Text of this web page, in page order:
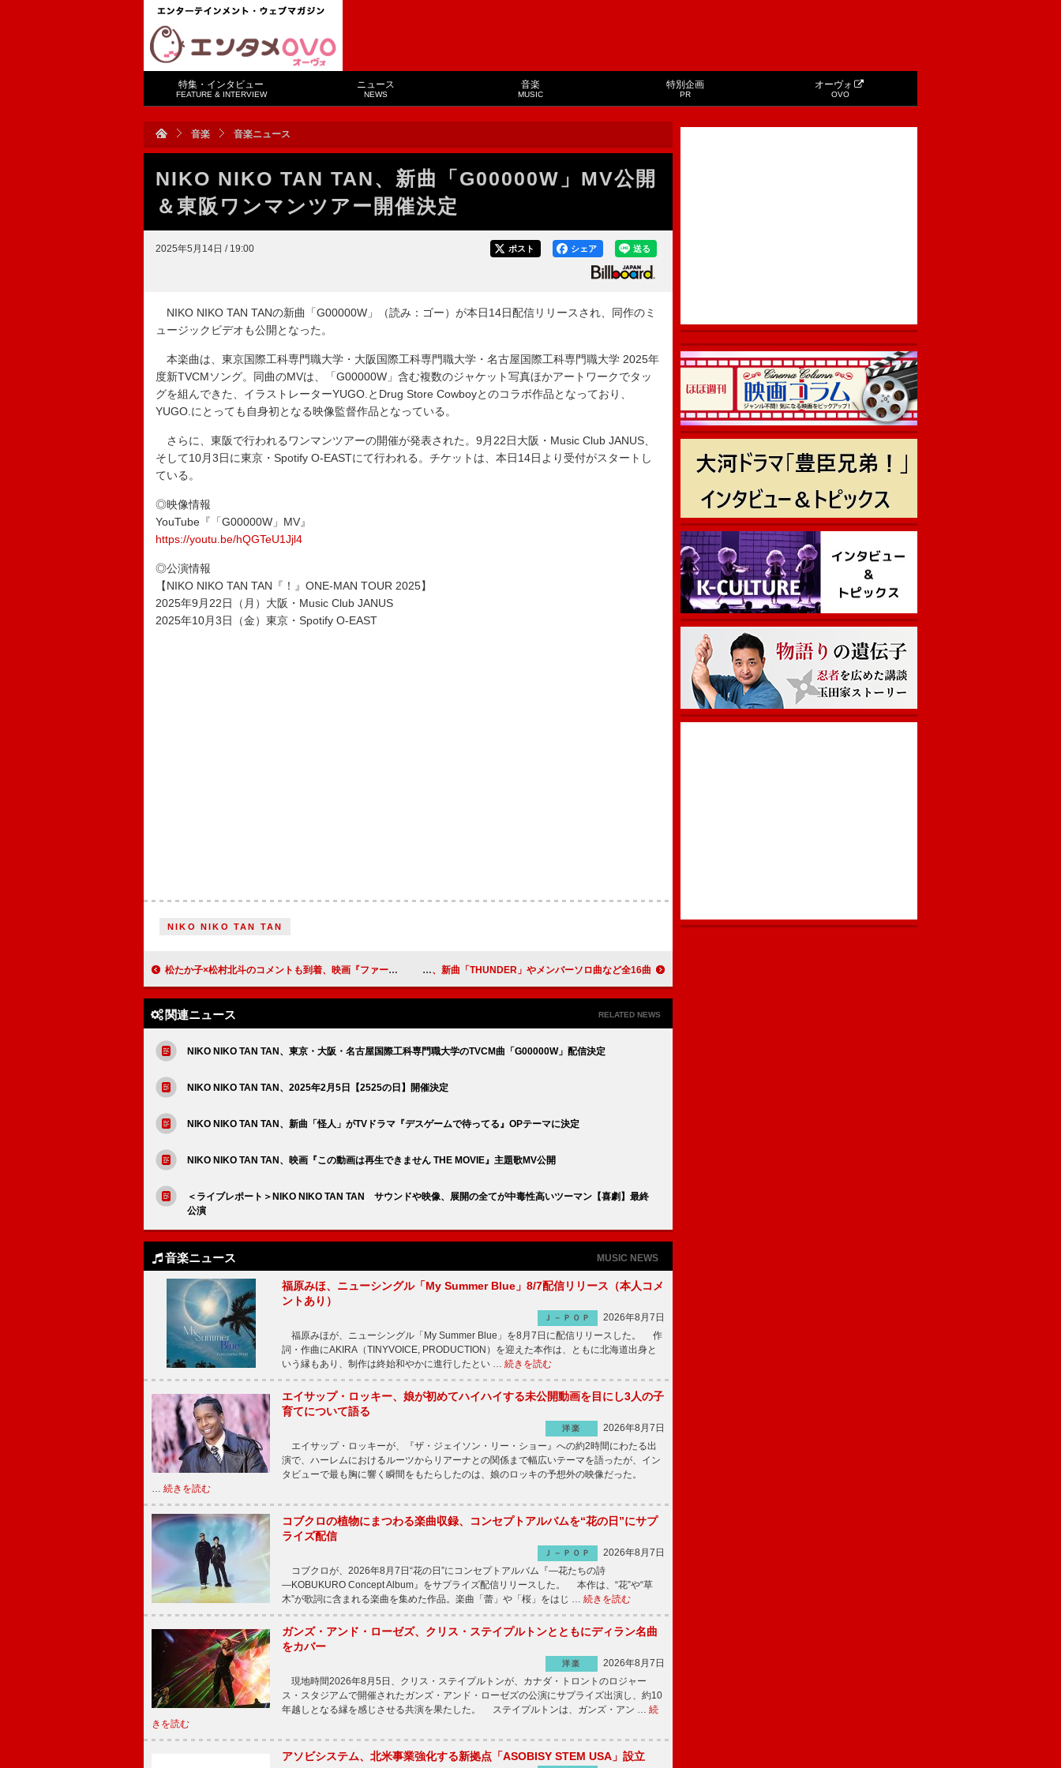
特集・インタビュー
FEATURE & INTERVIEW
ニュース
NEWS
音楽
MUSIC
特別企画
PR
オーヴォ
OVO
音楽 音楽ニュース
NIKO NIKO TAN TAN、新曲「G00000W」MV公開
＆東阪ワンマンツアー開催決定
2025年5月14日 / 19:00 送る
シェア
ポスト
NIKO NIKO TAN TANの新曲「G00000W」（読み：ゴー）が本日14日配信リリースされ、同作のミ
ュージックビデオも公開となった。
本楽曲は、東京国際工科専門職大学・大阪国際工科専門職大学・名古屋国際工科専門職大学 2025年
度新TVCMソング。同曲のMVは、「G00000W」含む複数のジャケット写真ほかアートワークでタッ
グを組んできた、イラストレーターYUGO.とDrug Store Cowboyとのコラボ作品となっており、
YUGO.にとっても自身初となる映像監督作品となっている。
さらに、東阪で行われるワンマンツアーの開催が発表された。9月22日大阪・Music Club JANUS、
そして10月3日に東京・Spotify O-EASTにて行われる。チケットは、本日14日より受付がスタートし
ている。
◎映像情報
YouTube『「G00000W」MV』
https://youtu.be/hQGTeU1Jjl4
◎公演情報
【NIKO NIKO TAN TAN『！』ONE-MAN TOUR 2025】
2025年9月22日（月）大阪・Music Club JANUS
2025年10月3日（金）東京・Spotify O-EAST
NIKO NIKO TAN TAN
松たか子×松村北斗のコメントも到着、映画『ファーストキス 1ST KISS』BD＆DVD発売決定 SEVENTEENのニューアルバム、新曲「THUNDER」やメンバーソロ曲など全16曲
関連ニュース RELATED NEWS
NIKO NIKO TAN TAN、東京・大阪・名古屋国際工科専門職大学のTVCM曲「G00000W」配信決定
NIKO NIKO TAN TAN、2025年2月5日【2525の日】開催決定
NIKO NIKO TAN TAN、新曲「怪人」がTVドラマ『デスゲームで待ってる』OPテーマに決定
NIKO NIKO TAN TAN、映画『この動画は再生できません THE MOVIE』主題歌MV公開
＜ライブレポート＞NIKO NIKO TAN TAN サウンドや映像、展開の全てが中毒性高いツーマン【喜劇】最終
公演
音楽ニュース MUSIC NEWS
福原みほ、ニューシングル「My Summer Blue」8/7配信リリース（本人コメ
ントあり）
Ｊ－ＰＯＰ
2026年8月7日
福原みほが、ニューシングル「My Summer Blue」を8月7日に配信リリースした。 作
詞・作曲にAKIRA（TINYVOICE, PRODUCTION）を迎えた本作は、ともに北海道出身と
いう縁もあり、制作は終始和やかに進行したとい … 続きを読む
エイサップ・ロッキー、娘が初めてハイハイする未公開動画を目にし3人の子
育てについて語る
洋楽
2026年8月7日
エイサップ・ロッキーが、『ザ・ジェイソン・リー・ショー』への約2時間にわたる出
演で、ハーレムにおけるルーツからリアーナとの関係まで幅広いテーマを語ったが、イン
タビューで最も胸に響く瞬間をもたらしたのは、娘のロッキの予想外の映像だった。
… 続きを読む
コブクロの植物にまつわる楽曲収録、コンセプトアルバムを“花の日”にサプ
ライズ配信
Ｊ－ＰＯＰ
2026年8月7日
コブクロが、2026年8月7日“花の日”にコンセプトアルバム『―花たちの詩
―KOBUKURO Concept Album』をサプライズ配信リリースした。 本作は、“花”や“草
木”が歌詞に含まれる楽曲を集めた作品。楽曲「蕾」や「桜」をはじ … 続きを読む
ガンズ・アンド・ローゼズ、クリス・ステイプルトンとともにディラン名曲
をカバー
洋楽
2026年8月7日
現地時間2026年8月5日、クリス・ステイプルトンが、カナダ・トロントのロジャー
ス・スタジアムで開催されたガンズ・アンド・ローゼズの公演にサプライズ出演し、約10
年越しとなる縁を感じさせる共演を果たした。 ステイプルトンは、ガンズ・アン … 続
きを読む
アソビシステム、北米事業強化する新拠点「ASOBISY STEM USA」設立